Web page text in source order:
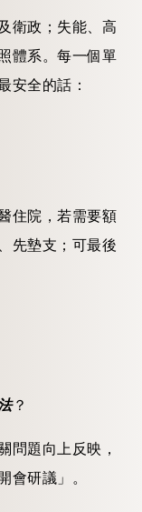
衛政；失能、高
體系。每一個單
安全的話：
住院，若需要額
先墊支；可最後
？
問題向上反映，
會研議」。